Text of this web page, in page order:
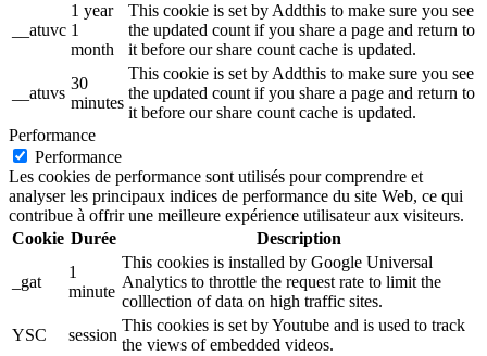
__atuvc
1 year
1
month
This cookie is set by Addthis to make sure you see
the updated count if you share a page and return to
it before our share count cache is updated.
__atuvs
30
minutes
This cookie is set by Addthis to make sure you see
the updated count if you share a page and return to
it before our share count cache is updated.
Performance
Performance
Les cookies de performance sont utilisés pour comprendre et
analyser les principaux indices de performance du site Web, ce qui
contribue à offrir une meilleure expérience utilisateur aux visiteurs.
Cookie Durée Description
_gat
1
minute
This cookies is installed by Google Universal
Analytics to throttle the request rate to limit the
colllection of data on high traffic sites.
YSC
session
This cookies is set by Youtube and is used to track
the views of embedded videos.